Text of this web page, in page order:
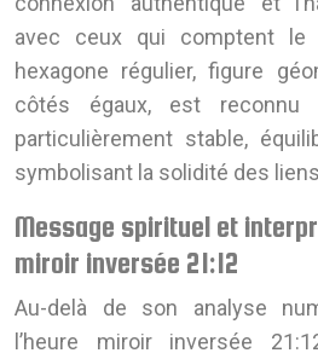
avec ceux qui comptent le
hexagone régulier, figure
côtés égaux, est reconnu
particulièrement stable,
symbolisant la solidité des
Message spirituel et
miroir inversée 21:12
Au-delà de son analyse
l’heure miroir inversée